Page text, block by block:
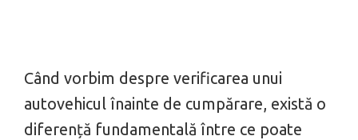
Când vorbim despre verificarea unui
autovehicul înainte de cumpărare, există o
diferență fundamentală între ce poate